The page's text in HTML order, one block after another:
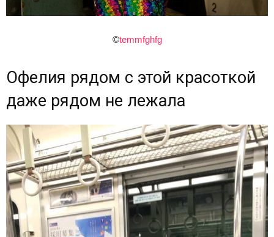
©temmfghfg
Офелия рядом с этой красоткой
даже рядом не лежала